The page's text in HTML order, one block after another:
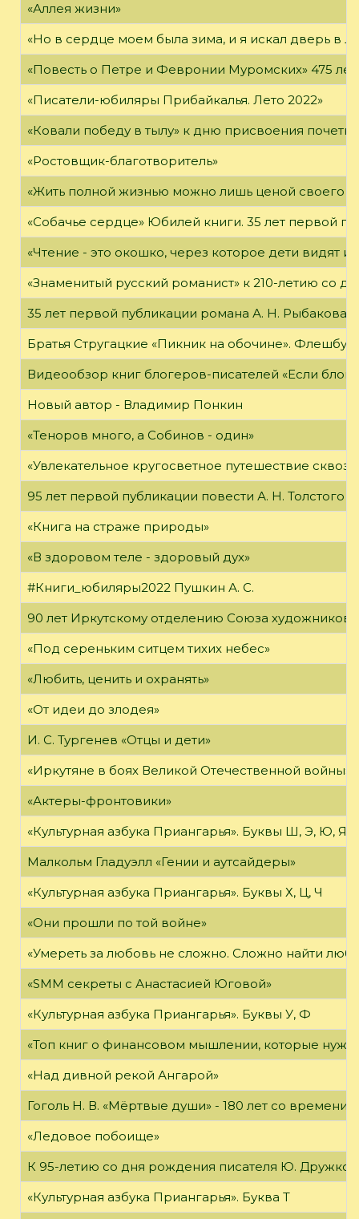
«Аллея жизни»
«Но в сердце моем была зима, и я искал дверь в
«Повесть о Петре и Февронии Муромских» 475
«Писатели-юбиляры Прибайкалья. Лето 2022»
«Ковали победу в тылу» к дню присвоения
«Ростовщик-благотворитель»
«Жить полной жизнью можно лишь ценой своего
«Собачье сердце» Юбилей книги. 35 лет первой
«Чтение - это окошко, через которое дети видят
«Знаменитый русский романист» к 210-летию со
35 лет первой публикации романа А. Н. Рыбакова
Братья Стругацкие «Пикник на обочине».
Видеообзор книг блогеров-писателей «Если блог
Новый автор - Владимир Понкин
«Теноров много, а Собинов - один»
«Увлекательное кругосветное путешествие
95 лет первой публикации повести А. Н. Толстого
«Книга на страже природы»
«В здоровом теле - здоровый дух»
#Книги_юбиляры2022 Пушкин А. С.
90 лет Иркутскому отделению Союза художников
«Под сереньким ситцем тихих небес»
«Любить, ценить и охранять»
«От идеи до злодея»
И. С. Тургенев «Отцы и дети»
«Иркутяне в боях Великой Отечественной войны»
«Актеры-фронтовики»
«Культурная азбука Приангарья». Буквы Ш, Э, Ю, Я
Малкольм Гладуэлл «Гении и аутсайдеры»
«Культурная азбука Приангарья». Буквы Х, Ц, Ч
«Они прошли по той войне»
«Умереть за любовь не сложно. Сложно найти
«SMM секреты с Анастасией Юговой»
«Культурная азбука Приангарья». Буквы У, Ф
«Топ книг о финансовом мышлении, которые
«Над дивной рекой Ангарой»
Гоголь Н. В. «Мёртвые души» - 180 лет со времени
«Ледовое побоище»
К 95-летию со дня рождения писателя Ю.
«Культурная азбука Приангарья». Буква Т